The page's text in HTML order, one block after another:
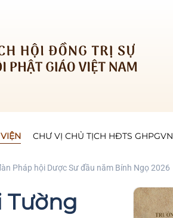
CHƯ VỊ CHỦ TỊCH HĐTS GHPGVN
Pháp hội Dược Sư đầu năm Bính Ngọ 2026
Tường